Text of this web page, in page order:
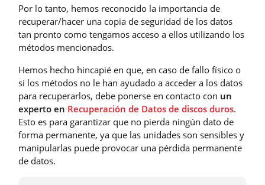
Por lo tanto, hemos reconocido la importancia de
recuperar/hacer una copia de seguridad de los datos
tan pronto como tengamos acceso a ellos utilizando los
métodos mencionados.
Hemos hecho hincapié en que, en caso de fallo físico o
si los métodos no le han ayudado a acceder a los datos
para recuperarlos, debe ponerse en contacto con un
experto en Recuperación de Datos de discos duros.
Esto es para garantizar que no pierda ningún dato de
forma permanente, ya que las unidades son sensibles y
manipularlas puede provocar una pérdida permanente
de datos.